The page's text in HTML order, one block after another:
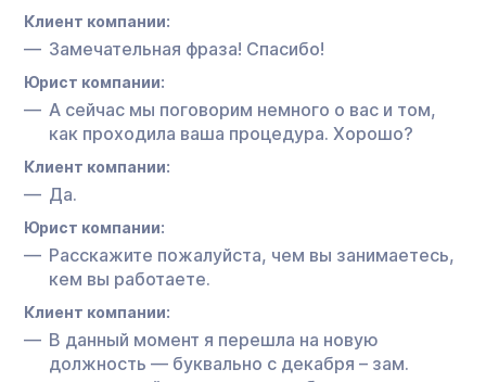
Клиент компании:
Замечательная фраза! Спасибо!
Юрист компании:
А сейчас мы поговорим немного о вас и том,
как проходила ваша процедура. Хорошо?
Клиент компании:
Да.
Юрист компании:
Расскажите пожалуйста, чем вы занимаетесь,
кем вы работаете.
Клиент компании:
В данный момент я перешла на новую
должность — буквально с декабря – зам.